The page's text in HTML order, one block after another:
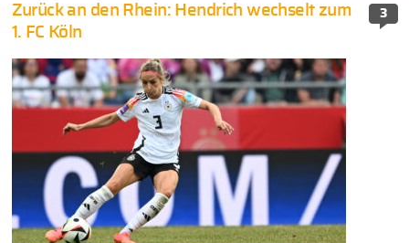
3
Zurück an den Rhein: Hendrich wechselt zum
1. FC Köln